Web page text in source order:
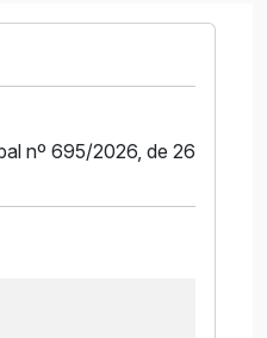
nº 695/2026, de 26